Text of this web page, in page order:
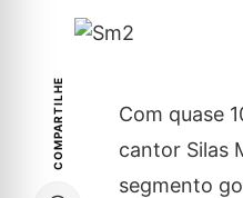
COMPARTILHE
Com quase
cantor Silas
segmento